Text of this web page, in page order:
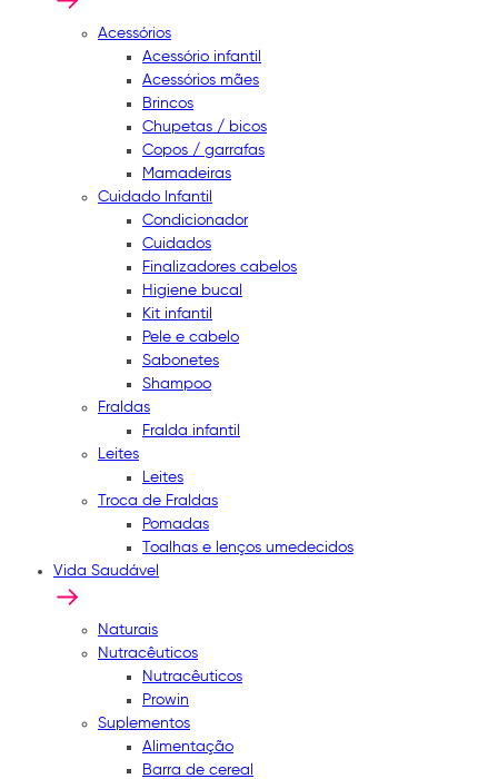
Acessórios
Acessório infantil
Acessórios mães
Brincos
Chupetas / bicos
Copos / garrafas
Mamadeiras
Cuidado Infantil
Condicionador
Cuidados
Finalizadores cabelos
Higiene bucal
Kit infantil
Pele e cabelo
Sabonetes
Shampoo
Fraldas
Fralda infantil
Leites
Leites
Troca de Fraldas
Pomadas
Toalhas e lenços umedecidos
Vida Saudável
Naturais
Nutracêuticos
Nutracêuticos
Prowin
Suplementos
Alimentação
Barra de cereal